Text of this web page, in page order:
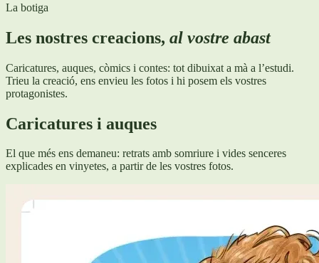
La botiga
Les nostres creacions, al vostre abast
Caricatures, auques, còmics i contes: tot dibuixat a mà a l’estudi.
Trieu la creació, ens envieu les fotos i hi posem els vostres
protagonistes.
Caricatures i auques
El que més ens demaneu: retrats amb somriure i vides senceres
explicades en vinyetes, a partir de les vostres fotos.